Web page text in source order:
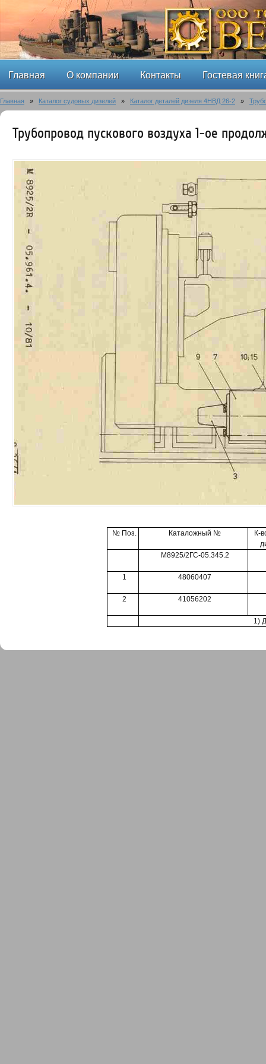
Главная О компании Контакты Гостевая
Главная » Каталог судовых дизелей » Каталог деталей дизеля 4НВД 26-2 »
Трубопровод пускового воздуха 1-ое
№ Поз. Каталожный №
К-
М8925/2ГС-05.345.2
1 48060407
2 41056202
1)